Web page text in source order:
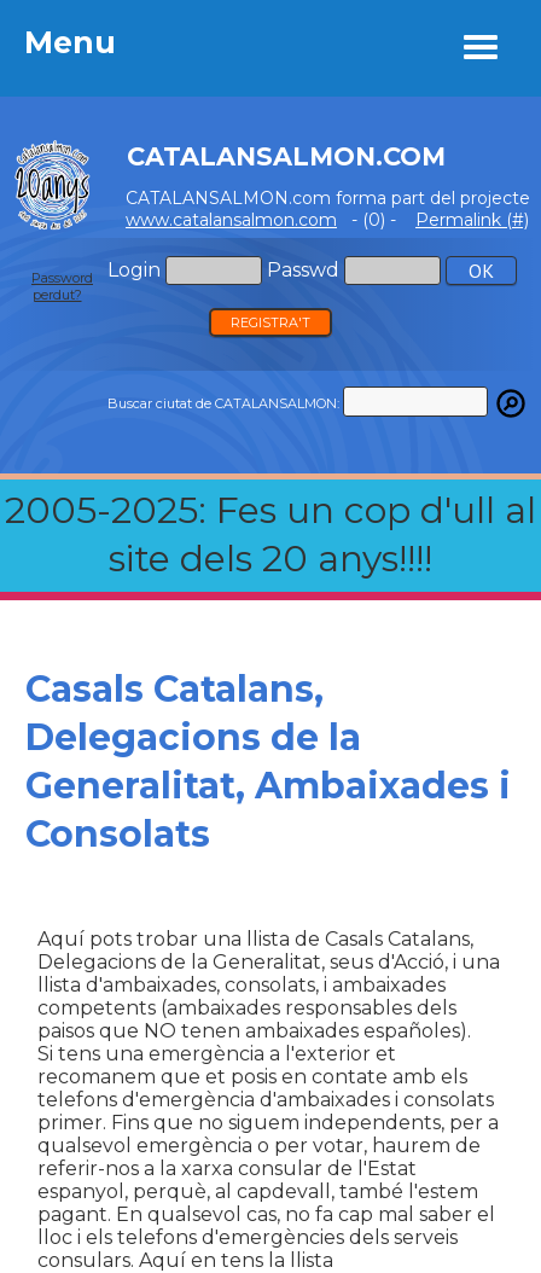
Menu
CATALANSALMON.COM
CATALANSALMON.com forma part del projecte
www.catalansalmon.com - (0) - Permalink (#)
Login Passwd
Password
perdut?
REGISTRA'T
Buscar ciutat de CATALANSALMON:
2005-2025: Fes un cop d'ull al
site dels 20 anys!!!!
Menu
Casals Catalans,
Delegacions de la
Generalitat, Ambaixades i
Consolats
Aquí pots trobar una llista de Casals Catalans,
Delegacions de la Generalitat, seus d'Acció, i una
llista d'ambaixades, consolats, i ambaixades
competents (ambaixades responsables dels
paisos que NO tenen ambaixades españoles).
Si tens una emergència a l'exterior et
recomanem que et posis en contate amb els
telefons d'emergència d'ambaixades i consolats
primer. Fins que no siguem independents, per a
qualsevol emergència o per votar, haurem de
referir-nos a la xarxa consular de l'Estat
espanyol, perquè, al capdevall, també l'estem
pagant. En qualsevol cas, no fa cap mal saber el
lloc i els telefons d'emergències dels serveis
consulars. Aquí en tens la llista